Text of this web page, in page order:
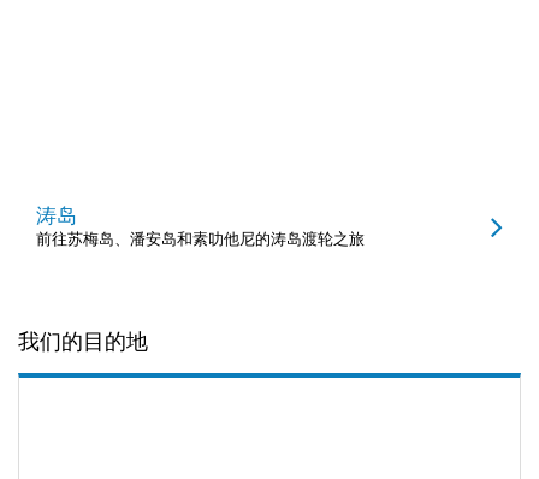
涛岛
前往苏梅岛、潘安岛和素叻他尼的涛岛渡轮之旅
我们的目的地